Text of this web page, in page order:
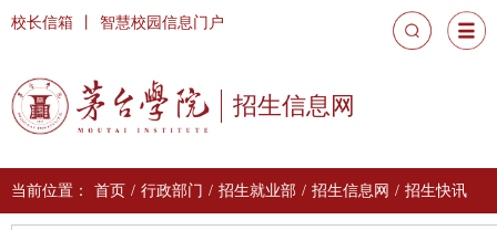
招生信息网
校长信箱 智慧校园信息门户
当前位置： 首页 / 行政部门 / 招生就业部 / 招生信息网 / 招生快讯